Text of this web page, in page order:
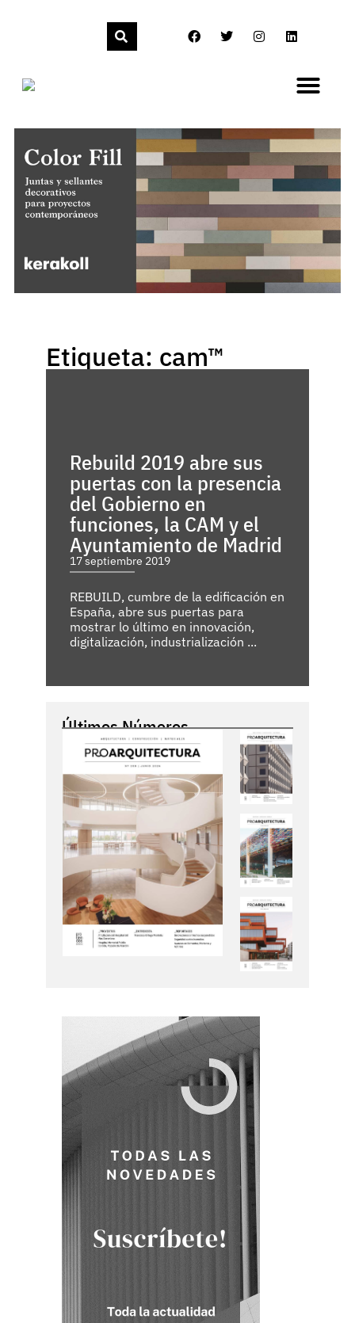
Etiqueta: cam™
Rebuild 2019 abre sus
puertas con la presencia
del Gobierno en
funciones, la CAM y el
Ayuntamiento de Madrid
17 septiembre 2019
REBUILD, cumbre de la edificación en
España, abre sus puertas para
mostrar lo último en innovación,
digitalización, industrialización ...
Últimos Números